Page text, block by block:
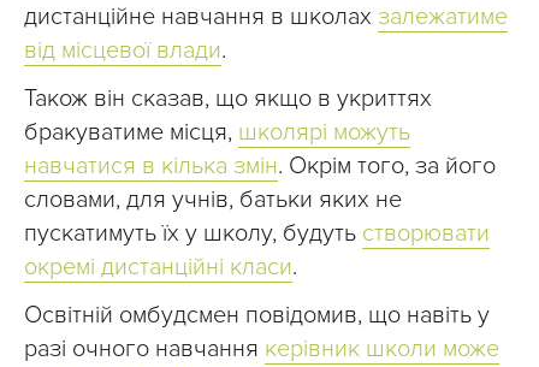
дистанційне навчання в школах залежатиме
від місцевої влади.
Також він сказав, що якщо в укриттях
бракуватиме місця, школярі можуть
навчатися в кілька змін. Окрім того, за його
словами, для учнів, батьки яких не
пускатимуть їх у школу, будуть створювати
окремі дистанційні класи.
Освітній омбудсмен повідомив, що навіть у
разі очного навчання керівник школи може